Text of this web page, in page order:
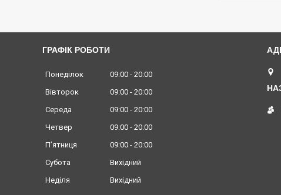
ГРАФІК РОБОТИ
Понеділок 09:00
20:00
Вівторок
09:00
20:00
Середа
09:00
20:00
Четвер
09:00
20:00
Пʼятниця
09:00
20:00
Субота
Вихідний
Неділя
Вихідний